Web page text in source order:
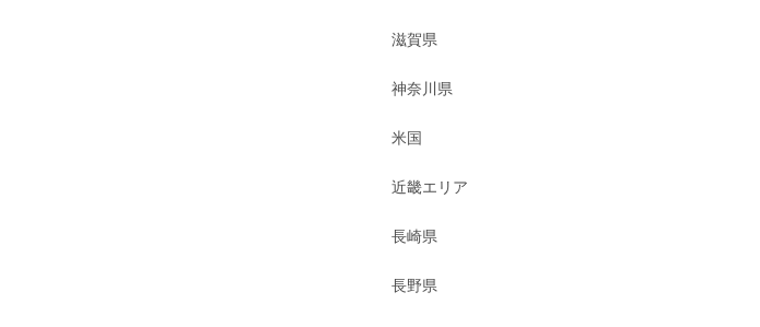
滋賀県
神奈川県
米国
近畿エリア
長崎県
長野県